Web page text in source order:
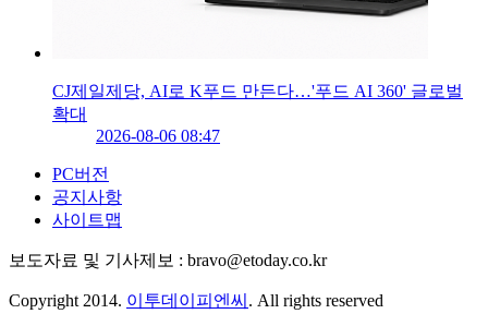
CJ제일제당, AI로 K푸드 만든다…'푸드 AI 360' 글로벌
확대
2026-08-06 08:47
PC버전
공지사항
사이트맵
보도자료 및 기사제보 : bravo@etoday.co.kr
Copyright 2014. 이투데이피엔씨 . All rights reserved